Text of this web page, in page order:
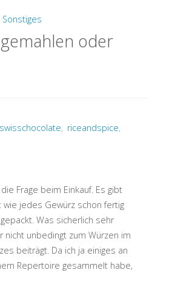
von
Britax"
Sonstiges
oder
, riceandspice,
Frage beim Einkauf. Es gibt
wie jedes Gewürz schon fertig
Was sicherlich sehr
nicht unbedingt zum Würzen im
beiträgt. Da ich ja einiges an
Repertoire gesammelt habe,